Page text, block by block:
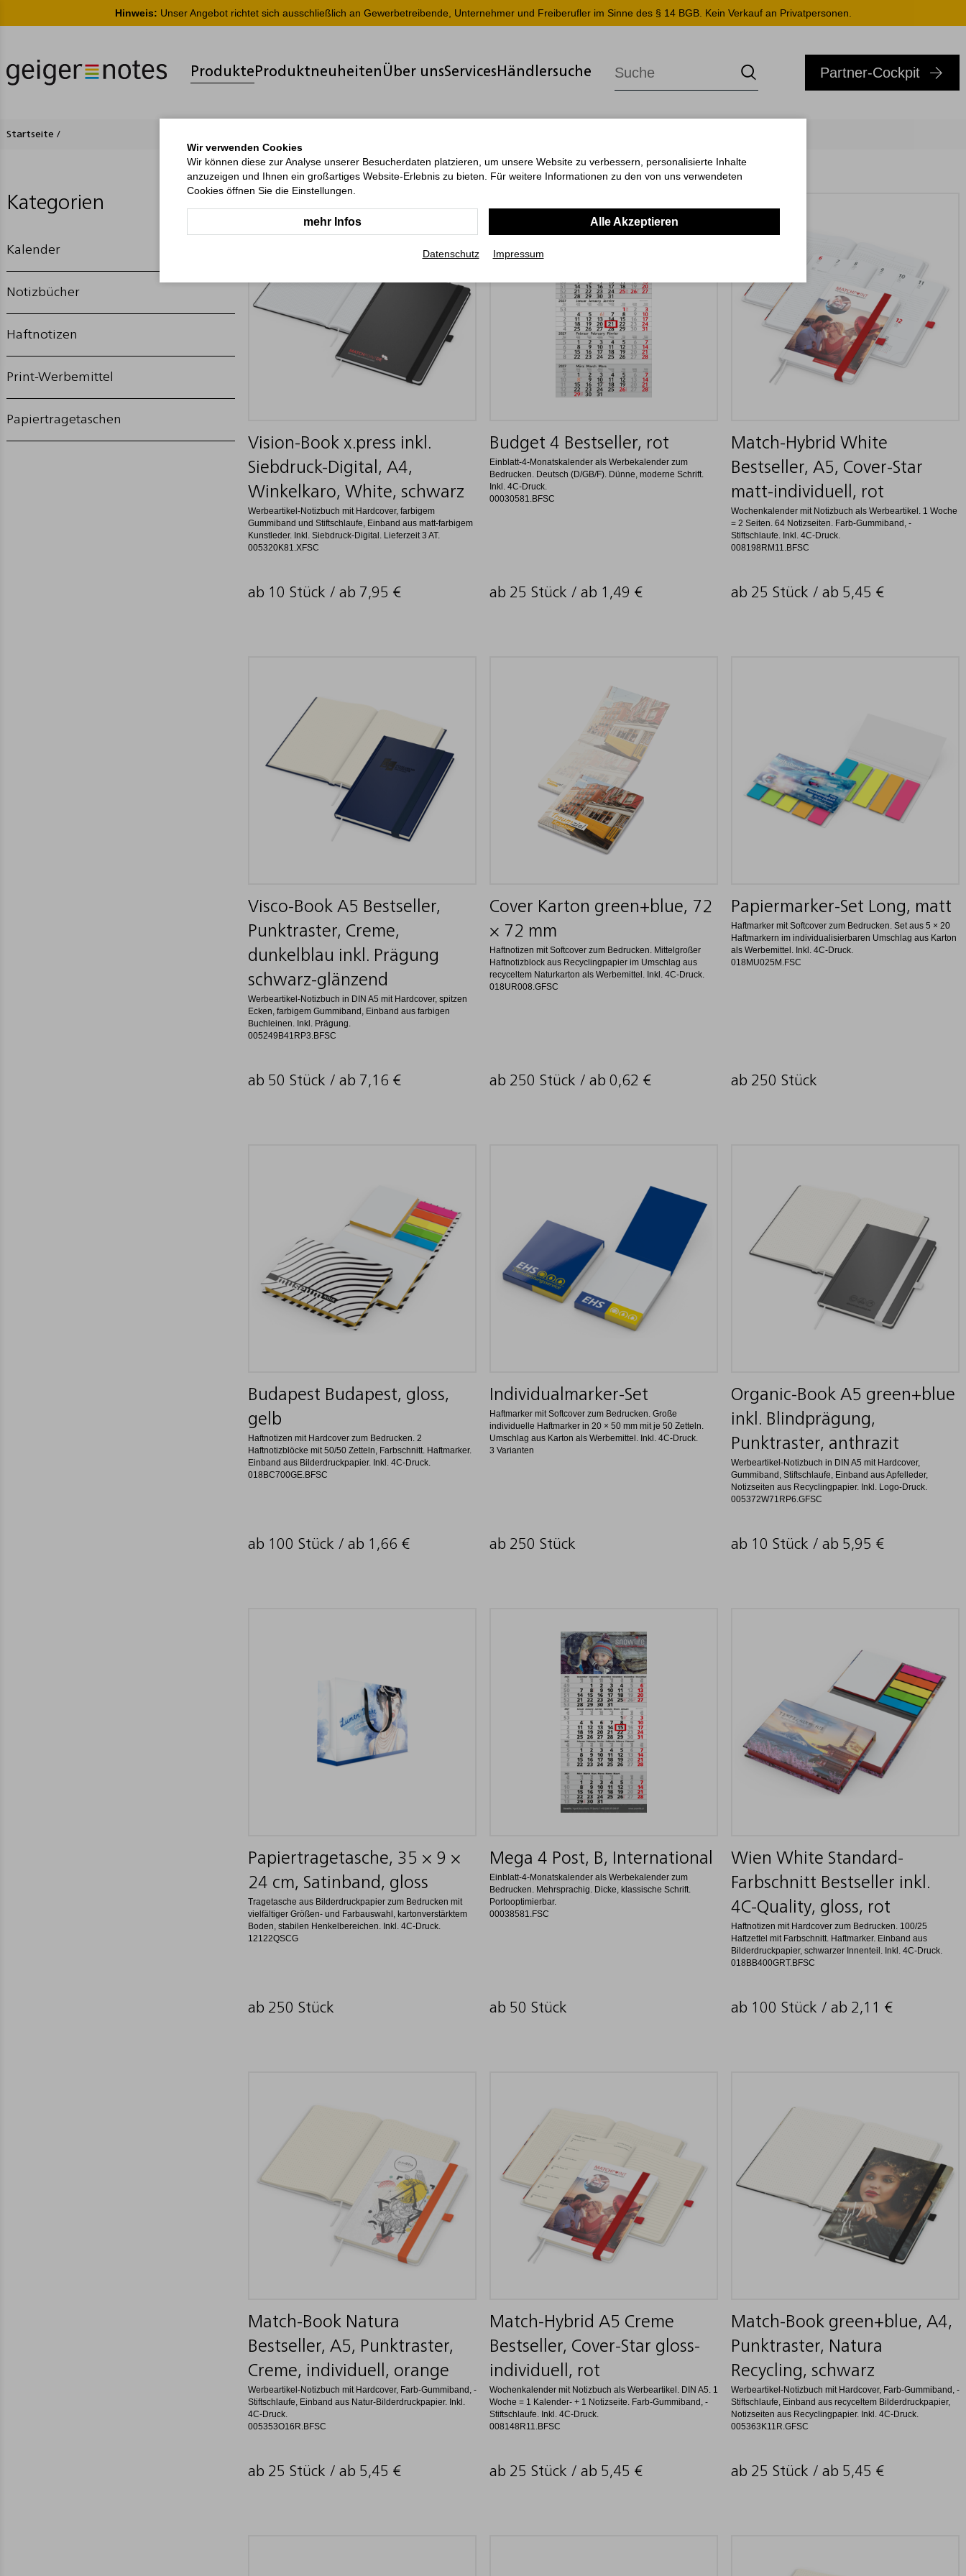
Hinweis: Unser Angebot richtet sich ausschließlich an Gewerbetreibende, Unternehmer und Freiberufler im Sinne des § 14 BGB. Kein Verkauf an Privatpersonen.
ProdukteProduktneuheiten Über unsServicesHändlersuche Partner-Cockpit
Startseite /
Kategorien
Kalender
Notizbücher
Haftnotizen
Print-Werbemittel
Papiertragetaschen
Vision-Book x.press inkl.
Siebdruck-Digital, A4,
Winkelkaro, White, schwarz
Werbeartikel-Notizbuch mit Hardcover, farbigem
Gummiband und Stiftschlaufe, Einband aus matt-farbigem
Kunstleder. Inkl. Siebdruck-Digital. Lieferzeit 3 AT.
005320K81.XFSC
ab 10 Stück / ab 7,95 €
Budget 4 Bestseller, rot
Einblatt-4-Monatskalender als Werbekalender zum
Bedrucken. Deutsch (D/GB/F). Dünne, moderne Schrift.
Inkl. 4C-Druck.
00030581.BFSC
ab 25 Stück / ab 1,49 €
Match-Hybrid White
Bestseller, A5, Cover-Star
matt-individuell, rot
Wochenkalender mit Notizbuch als Werbeartikel. 1 Woche
= 2 Seiten. 64 Notizseiten. Farb-Gummiband, -
Stiftschlaufe. Inkl. 4C-Druck.
008198RM11.BFSC
ab 25 Stück / ab 5,45 €
Visco-Book A5 Bestseller,
Punktraster, Creme,
dunkelblau inkl. Prägung
schwarz-glänzend
Werbeartikel-Notizbuch in DIN A5 mit Hardcover, spitzen
Ecken, farbigem Gummiband, Einband aus farbigen
Buchleinen. Inkl. Prägung.
005249B41RP3.BFSC
ab 50 Stück / ab 7,16 €
Cover Karton green+blue, 72
× 72 mm
Haftnotizen mit Softcover zum Bedrucken. Mittelgroßer
Haftnotizblock aus Recyclingpapier im Umschlag aus
recyceltem Naturkarton als Werbemittel. Inkl. 4C-Druck.
018UR008.GFSC
ab 250 Stück / ab 0,62 €
Papiermarker-Set Long, matt
Haftmarker mit Softcover zum Bedrucken. Set aus 5 × 20
Haftmarkern im individualisierbaren Umschlag aus Karton
als Werbemittel. Inkl. 4C-Druck.
018MU025M.FSC
ab 250 Stück
Budapest Budapest, gloss,
gelb
Haftnotizen mit Hardcover zum Bedrucken. 2
Haftnotizblöcke mit 50/50 Zetteln, Farbschnitt. Haftmarker.
Einband aus Bilderdruckpapier. Inkl. 4C-Druck.
018BC700GE.BFSC
ab 100 Stück / ab 1,66 €
Individualmarker-Set
Haftmarker mit Softcover zum Bedrucken. Große
individuelle Haftmarker in 20 × 50 mm mit je 50 Zetteln.
Umschlag aus Karton als Werbemittel. Inkl. 4C-Druck.
3 Varianten
ab 250 Stück
Organic-Book A5 green+blue
inkl. Blindprägung,
Punktraster, anthrazit
Werbeartikel-Notizbuch in DIN A5 mit Hardcover,
Gummiband, Stiftschlaufe, Einband aus Apfelleder,
Notizseiten aus Recyclingpapier. Inkl. Logo-Druck.
005372W71RP6.GFSC
ab 10 Stück / ab 5,95 €
Papiertragetasche, 35 × 9 ×
24 cm, Satinband, gloss
Tragetasche aus Bilderdruckpapier zum Bedrucken mit
vielfältiger Größen- und Farbauswahl, kartonverstärktem
Boden, stabilen Henkelbereichen. Inkl. 4C-Druck.
12122QSCG
ab 250 Stück
Mega 4 Post, B, International
Einblatt-4-Monatskalender als Werbekalender zum
Bedrucken. Mehrsprachig. Dicke, klassische Schrift.
Portooptimierbar.
00038581.FSC
ab 50 Stück
Wien White Standard-
Farbschnitt Bestseller inkl.
4C-Quality, gloss, rot
Haftnotizen mit Hardcover zum Bedrucken. 100/25
Haftzettel mit Farbschnitt. Haftmarker. Einband aus
Bilderdruckpapier, schwarzer Innenteil. Inkl. 4C-Druck.
018BB400GRT.BFSC
ab 100 Stück / ab 2,11 €
Match-Book Natura
Bestseller, A5, Punktraster,
Creme, individuell, orange
Werbeartikel-Notizbuch mit Hardcover, Farb-Gummiband, -
Stiftschlaufe, Einband aus Natur-Bilderdruckpapier. Inkl.
4C-Druck.
005353O16R.BFSC
ab 25 Stück / ab 5,45 €
Match-Hybrid A5 Creme
Bestseller, Cover-Star gloss-
individuell, rot
Wochenkalender mit Notizbuch als Werbeartikel. DIN A5. 1
Woche = 1 Kalender- + 1 Notizseite. Farb-Gummiband, -
Stiftschlaufe. Inkl. 4C-Druck.
008148R11.BFSC
ab 25 Stück / ab 5,45 €
Match-Book green+blue, A4,
Punktraster, Natura
Recycling, schwarz
Werbeartikel-Notizbuch mit Hardcover, Farb-Gummiband, -
Stiftschlaufe, Einband aus recyceltem Bilderdruckpapier,
Notizseiten aus Recyclingpapier. Inkl. 4C-Druck.
005363K11R.GFSC
ab 25 Stück / ab 5,45 €
Wir verwenden Cookies
Wir können diese zur Analyse unserer Besucherdaten platzieren, um unsere Website zu verbessern, personalisierte Inhalte
anzuzeigen und Ihnen ein großartiges Website-Erlebnis zu bieten. Für weitere Informationen zu den von uns verwendeten
Cookies öffnen Sie die Einstellungen.
mehr Infos Alle Akzeptieren
Datenschutz Impressum